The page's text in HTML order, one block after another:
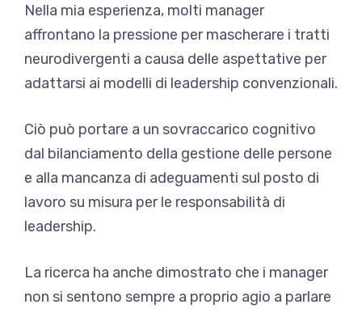
Nella mia esperienza, molti manager
affrontano la pressione per mascherare i tratti
neurodivergenti a causa delle aspettative per
adattarsi ai modelli di leadership convenzionali.
Ciò può portare a un sovraccarico cognitivo
dal bilanciamento della gestione delle persone
e alla mancanza di adeguamenti sul posto di
lavoro su misura per le responsabilità di
leadership.
La ricerca ha anche dimostrato che i manager
non si sentono sempre a proprio agio a parlare